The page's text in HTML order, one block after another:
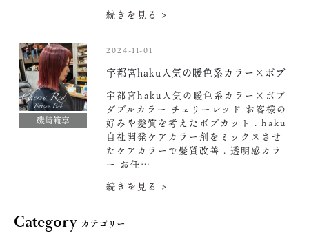
続きを見る >
磯崎範享
2024-11-01
宇都宮haku人気の暖色系カラー×ボブ
宇都宮haku人気の暖色系カラー×ボブ
ダブルカラー チェリーレッド お客様の
好みや髪質を考えたボブカット . haku
自社開発ケアカラー剤をミックスさせ
たケアカラーで髪質改善 . 透明感カラ
ー お任…
続きを見る >
Categoryカテゴリー